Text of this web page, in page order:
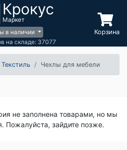
Крокус
Маркет
в наличии
на складе: 37077
Корзина
Текстиль Чехлы для мебели
не заполнена товарами, но мы
Пожалуйста, зайдите позже.